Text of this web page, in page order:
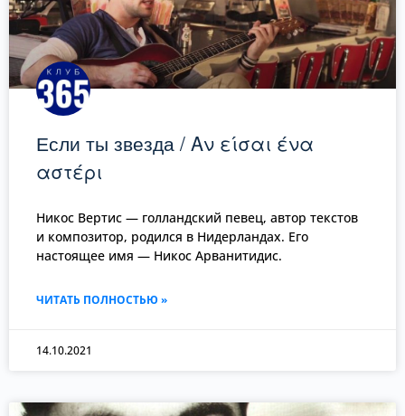
Если ты звезда / Αν είσαι ένα
αστέρι
Никос Вертис — голландский певец, автор текстов
и композитор, родился в Нидерландах. Его
настоящее имя — Никос Арванитидис.
ЧИТАТЬ ПОЛНОСТЬЮ »
14.10.2021